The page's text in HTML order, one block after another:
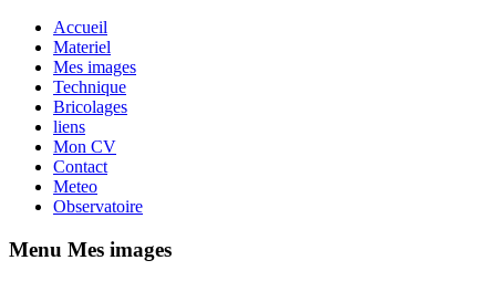
Accueil
Materiel
Mes images
Technique
Bricolages
liens
Mon CV
Contact
Meteo
Observatoire
Menu Mes images